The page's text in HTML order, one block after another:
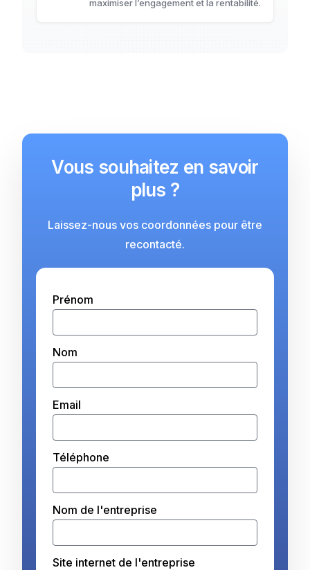
maximiser l’engagement et la rentabilité.
Vous souhaitez en savoir
plus ?
Laissez-nous vos coordonnées pour être
recontacté.
Prénom
Nom
Email
Téléphone
Nom de l'entreprise
Site internet de l'entreprise